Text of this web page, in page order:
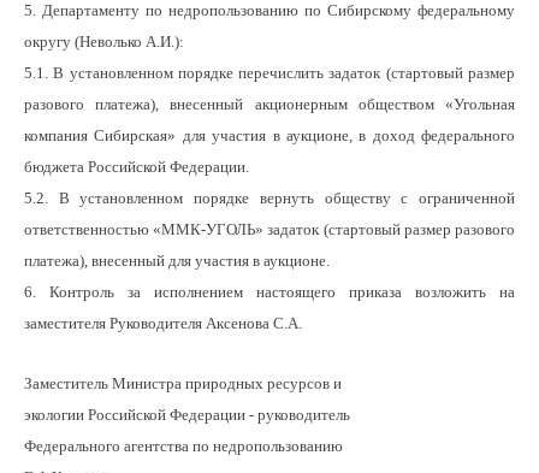
5. Департаменту по недропользованию по Сибирскому федеральному
округу (Неволько А.И.):
5.1. В установленном порядке перечислить задаток (стартовый размер
разового платежа), внесенный акционерным обществом «Угольная
компания Сибирская» для участия в аукционе, в доход федерального
бюджета Российской Федерации.
5.2. В установленном порядке вернуть обществу с ограниченной
ответственностью «ММК-УГОЛЬ» задаток (стартовый размер разового
платежа), внесенный для участия в аукционе.
6. Контроль за исполнением настоящего приказа возложить на
заместителя Руководителя Аксенова С.А.
Заместитель Министра природных ресурсов и
экологии Российской Федерации - руководитель
Федерального агентства по недропользованию